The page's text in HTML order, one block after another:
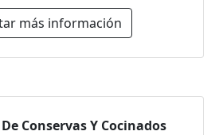
más información
Conservas Y Cocinados